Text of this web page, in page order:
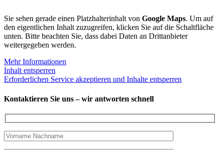
Sie sehen gerade einen Platzhalterinhalt von Google Maps. Um auf
den eigentlichen Inhalt zuzugreifen, klicken Sie auf die Schaltfläche
unten. Bitte beachten Sie, dass dabei Daten an Drittanbieter
weitergegeben werden.
Mehr Informationen
Inhalt entsperren
Erforderlichen Service akzeptieren und Inhalte entsperren
Kontaktieren Sie uns – wir antworten schnell